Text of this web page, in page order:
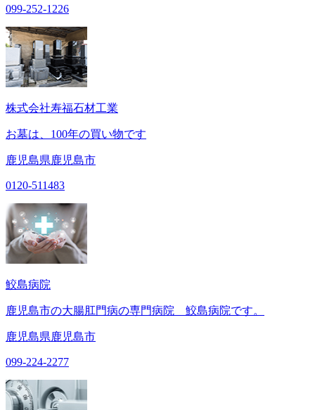
099-252-1226
株式会社寿福石材工業
お墓は、100年の買い物です
鹿児島県鹿児島市
0120-511483
鮫島病院
鹿児島市の大腸肛門病の専門病院 鮫島病院です。
鹿児島県鹿児島市
099-224-2277